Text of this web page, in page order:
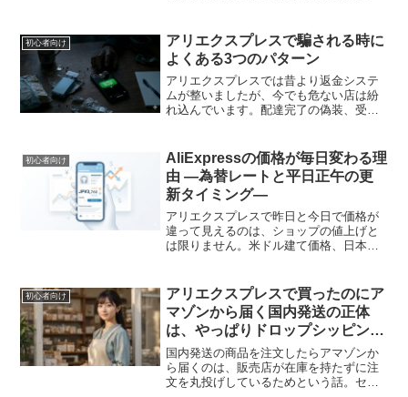
ーが一方的に損をすることは激減してい
ます。しかし、今でも日...
初心者向け
アリエクスプレスで騙される時に
よくある3つのパターン
アリエクスプレスでは昔より返金システ
ムが整いましたが、今でも危ない店は紛
れ込んでいます。配達完了の偽装、受領
を整理して解説します。
初心者向け
AliExpressの価格が毎日変わる理
由 ―為替レートと平日正午の更
新タイミング―
アリエクスプレスで昨日と今日で価格が
違って見えるのは、ショップの値上げと
は限りません。米ドル建て価格、日本円
く解説します。
初心者向け
アリエクスプレスで買ったのにア
マゾンから届く国内発送の正体
は、やっぱりドロップシッピング
だった話
国内発送の商品を注文したらアマゾンか
ら届くのは、販売店が在庫を持たずに注
文を丸投げしているためという話。セー